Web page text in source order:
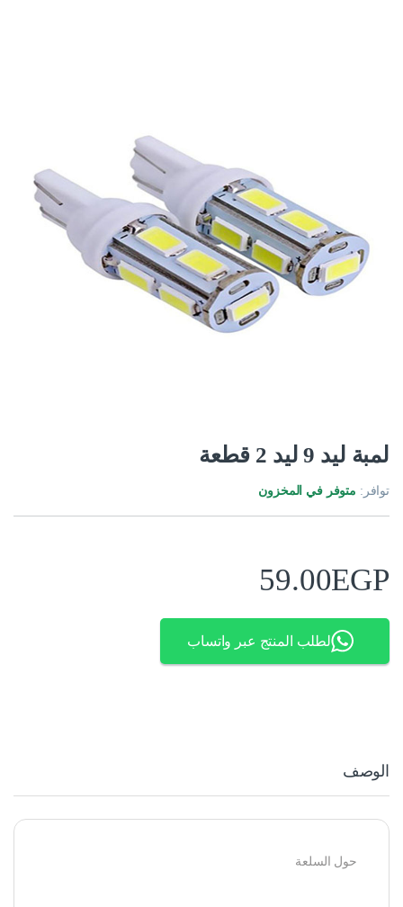
لمبة ليد 9 ليد 2 قطعة
توافر: متوفر في المخزون
59.00EGP
لطلب المنتج عبر واتساب
الوصف
حول السلعة